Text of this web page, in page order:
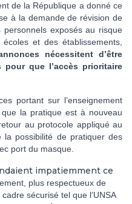
de la République a donné ce
à la demande de révision de
exposés au risque
et des établissements,
nécessitent d’être
pour que l’accès prioritaire
portant sur l’enseignement
que la pratique est à nouveau
au protocole appliqué au
la possibilité de pratiquer des
port du masque.
impatiemment ce
plus respectueux de
sécurisé tel que l’UNSA